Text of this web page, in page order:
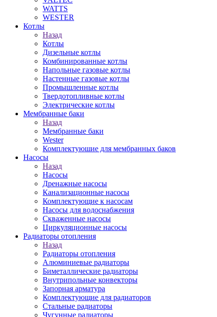
WATTS
WESTER
Котлы
Назад
Котлы
Дизельные котлы
Комбинированные котлы
Напольные газовые котлы
Настенные газовые котлы
Промышленные котлы
Твердотопливные котлы
Электрические котлы
Мембранные баки
Назад
Мембранные баки
Wester
Комплектуюшие для мембранных баков
Насосы
Назад
Насосы
Дренажные насосы
Канализационные насосы
Комплектующие к насосам
Насосы для водоснабжения
Скваженные насосы
Циркуляционные насосы
Радиаторы отопления
Назад
Радиаторы отопления
Алюминиевые радиаторы
Биметаллические радиаторы
Внутрипольные конвекторы
Запорная арматура
Комплектующие для радиаторов
Стальные радиаторы
Чугунные радиаторы